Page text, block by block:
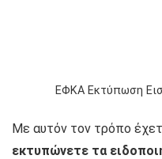
ΕΦΚΑ Εκτύπωση
Με αυτόν τον τρόπο
εκτυπώνετε τα